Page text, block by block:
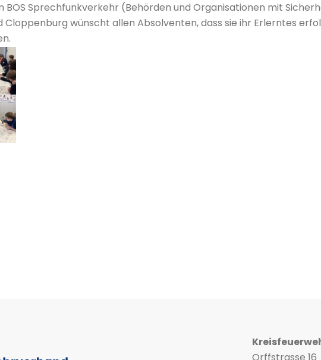
Sprechfunkverkehr (Behörden und Organisationen mit
wünscht allen Absolventen, dass sie ihr Erlerntes